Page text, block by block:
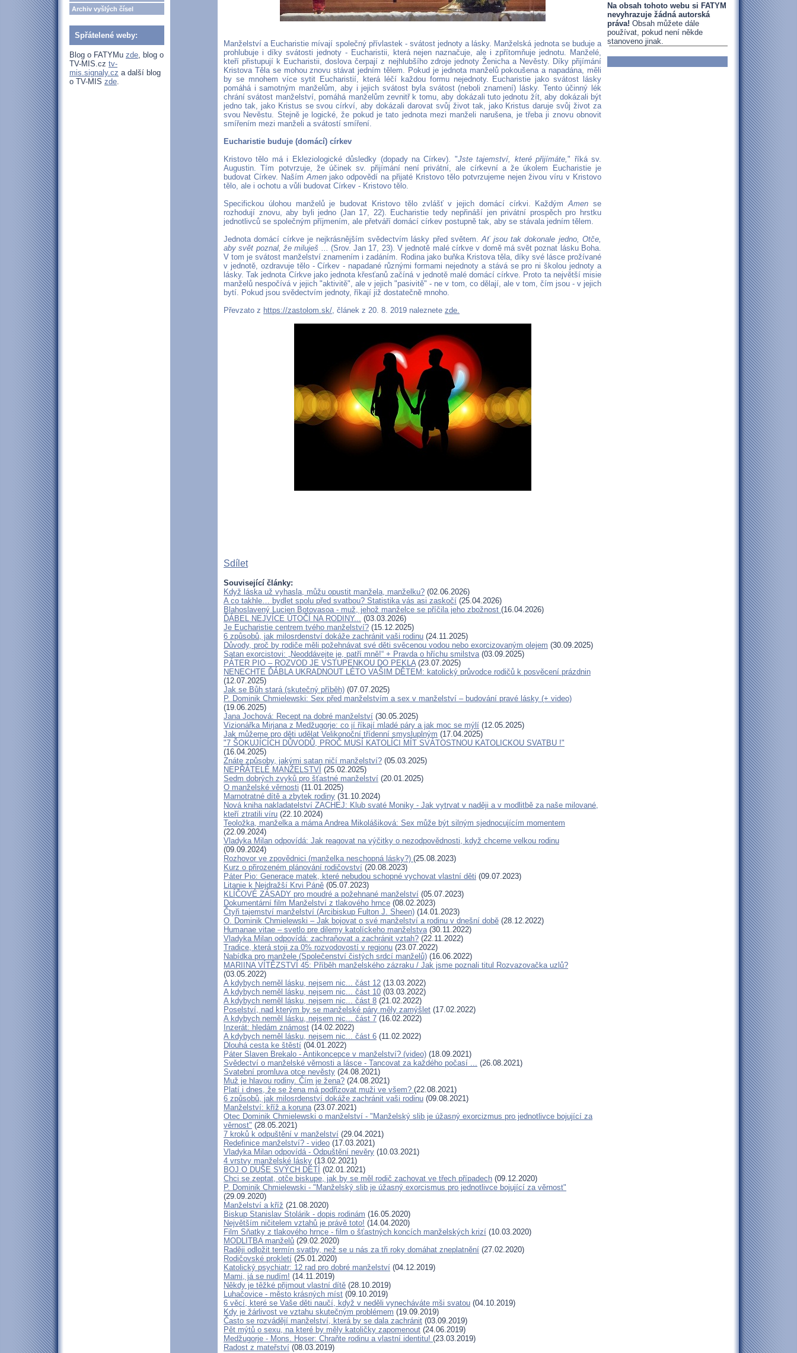
Archiv vyšlých čísel
Spřátelené weby:
Blog o FATYMu zde, blog o
TV-MIS.cz tv-
mis.signaly.cz a další blog
o TV-MIS zde.
Manželství a Eucharistie mívají společný přívlastek - svátost jednoty a lásky. Manželská jednota se buduje a
prohlubuje i díky svátosti jednoty - Eucharistii, která nejen naznačuje, ale i zpřítomňuje jednotu. Manželé,
kteří přistupují k Eucharistii, doslova čerpají z nejhlubšího zdroje jednoty Ženicha a Nevěsty. Díky přijímání
Kristova Těla se mohou znovu stávat jedním tělem. Pokud je jednota manželů pokoušena a napadána, měli
by se mnohem více sytit Eucharistií, která léčí každou formu nejednoty. Eucharistie jako svátost lásky
pomáhá i samotným manželům, aby i jejich svátost byla svátost (neboli znamení) lásky. Tento účinný lék
chrání svátost manželství, pomáhá manželům zevnitř k tomu, aby dokázali tuto jednotu žít, aby dokázali být
jedno tak, jako Kristus se svou církví, aby dokázali darovat svůj život tak, jako Kristus daruje svůj život za
svou Nevěstu. Stejně je logické, že pokud je tato jednota mezi manželi narušena, je třeba ji znovu obnovit
smířením mezi manželi a svátostí smíření.
Eucharistie buduje (domácí) církev
Kristovo tělo má i Ekleziologické důsledky (dopady na Církev). "Jste tajemství, které přijímáte," říká sv.
Augustin. Tím potvrzuje, že účinek sv. přijímání není privátní, ale církevní a že úkolem Eucharistie je
budovat Církev. NašímAmenjako odpovědí na přijaté Kristovo tělo potvrzujeme nejen živou víru v Kristovo
tělo, ale i ochotu a vůli budovat Církev - Kristovo tělo.
Specifickou úlohou manželů je budovat Kristovo tělo zvlášť v jejich domácí církvi. KaždýmAmen se
rozhodují znovu, aby byli jedno (Jan 17, 22). Eucharistie tedy nepřináší jen privátní prospěch pro hrstku
jednotlivců se společným příjmením, ale přetváří domácí církev postupně tak, aby se stávala jedním tělem.
Jednota domácí církve je nejkrásnějším svědectvím lásky před světem.Ať jsou tak dokonale jedno, Otče,
aby svět poznal, že miluješ ... (Srov. Jan 17, 23). V jednotě malé církve v domě má svět poznat lásku Boha.
V tom je svátost manželství znamením i zadáním. Rodina jako buňka Kristova těla, díky své lásce prožívané
v jednotě, ozdravuje tělo - Církev - napadané různými formami nejednoty a stává se pro ni školou jednoty a
lásky. Tak jednota Církve jako jednota křesťanů začíná v jednotě malé domácí církve. Proto ta největší misie
manželů nespočívá v jejich "aktivitě", ale v jejich "pasivitě" - ne v tom, co dělají, ale v tom, čím jsou - v jejich
bytí. Pokud jsou svědectvím jednoty, říkají již dostatečně mnoho.
Převzato z https://zastolom.sk/, článek z 20. 8. 2019 naleznete zde.
Sdílet
Související články:
Když láska už vyhasla, můžu opustit manžela, manželku? (02.06.2026)
A co takhle… bydlet spolu před svatbou? Statistika vás asi zaskočí (25.04.2026)
Blahoslavený Lucien Botovasoa - muž, jehož manželce se příčila jeho zbožnost (16.04.2026)
ĎÁBEL NEJVÍCE ÚTOČÍ NA RODINY... (03.03.2026)
Je Eucharistie centrem tvého manželství? (15.12.2025)
6 způsobů, jak milosrdenství dokáže zachránit vaši rodinu (24.11.2025)
Důvody, proč by rodiče měli požehnávat své děti svěcenou vodou nebo exorcizovaným olejem (30.09.2025)
Satan exorcistovi: „Neoddávejte je, patří mně!“ + Pravda o hříchu smilstva(03.09.2025)
PÁTER PIO – ROZVOD JE VSTUPENKOU DO PEKLA(23.07.2025)
NENECHTE ĎÁBLA UKRADNOUT LÉTO VAŠIM DĚTEM: katolický průvodce rodičů k posvěcení prázdnin
(12.07.2025)
Jak se Bůh stará (skutečný příběh) (07.07.2025)
P. Dominik Chmielewski: Sex před manželstvím a sex v manželství – budování pravé lásky (+ video)
(19.06.2025)
Jana Jochová: Recept na dobré manželství (30.05.2025)
Vizionářka Mirjana z Medžugorje: co jí říkají mladé páry a jak moc se mýlí (12.05.2025)
Jak můžeme pro děti udělat Velikonoční třídenní smysluplným (17.04.2025)
"7 ŠOKUJÍCÍCH DŮVODŮ, PROČ MUSÍ KATOLÍCI MÍT SVÁTOSTNOU KATOLICKOU SVATBU !"
(16.04.2025)
Znáte způsoby, jakými satan ničí manželství? (05.03.2025)
NEPŘÁTELÉ MANŽELSTVÍ (25.02.2025)
Sedm dobrých zvyků pro šťastné manželství (20.01.2025)
O manželské věrnosti (11.01.2025)
Marnotratné dítě a zbytek rodiny (31.10.2024)
Nová kniha nakladatelství ZACHEJ: Klub svaté Moniky - Jak vytrvat v naději a v modlitbě za naše milované,
kteří ztratili víru (22.10.2024)
Teoložka, manželka a máma Andrea Mikolášiková: Sex může být silným sjednocujícím momentem
(22.09.2024)
Vladyka Milan odpovídá: Jak reagovat na výčitky o nezodpovědnosti, když chceme velkou rodinu
(09.09.2024)
Rozhovor ve zpovědnici (manželka neschopná lásky?) (25.08.2023)
Kurz o přirozeném plánování rodičovství (20.08.2023)
Páter Pio: Generace matek, které nebudou schopné vychovat vlastní děti (09.07.2023)
Litanie k Nejdražší Krvi Páně (05.07.2023)
KLÍČOVÉ ZÁSADY pro moudré a požehnané manželství (05.07.2023)
Dokumentární film Manželství z tlakového hrnce (08.02.2023)
Čtyři tajemství manželství (Arcibiskup Fulton J. Sheen) (14.01.2023)
O. Dominik Chmielewski – Jak bojovat o své manželství a rodinu v dnešní době (28.12.2022)
Humanae vitae – svetlo pre dilemy katolíckeho manželstva(30.11.2022)
Vladyka Milan odpovídá: zachraňovat a zachránit vztah? (22.11.2022)
Tradice, která stoji za 0% rozvodovostí v regionu (23.07.2022)
Nabídka pro manžele (Společenství čistých srdcí manželů) (16.06.2022)
MARIINA VÍTĚZSTVÍ 45: Příběh manželského zázraku / Jak jsme poznali titul Rozvazovačka uzlů?
(03.05.2022)
A kdybych neměl lásku, nejsem nic... část 12 (13.03.2022)
A kdybych neměl lásku, nejsem nic... část 10 (03.03.2022)
A kdybych neměl lásku, nejsem nic... část 8 (21.02.2022)
Poselství, nad kterým by se manželské páry měly zamýšlet (17.02.2022)
A kdybych neměl lásku, nejsem nic... část 7 (16.02.2022)
Inzerát: hledám známost (14.02.2022)
A kdybych neměl lásku, nejsem nic... část 6 (11.02.2022)
Dlouhá cesta ke štěstí (04.01.2022)
Páter Slaven Brekalo - Antikoncepce v manželství? (video) (18.09.2021)
Svědectví o manželské věrnosti a lásce - Tancovat za každého počasí ... (26.08.2021)
Svatební promluva otce nevěsty (24.08.2021)
Muž je hlavou rodiny. Čím je žena? (24.08.2021)
Platí i dnes, že se žena má podřizovat muži ve všem? (22.08.2021)
6 způsobů, jak milosrdenství dokáže zachránit vaši rodinu (09.08.2021)
Manželství: kříž a koruna(23.07.2021)
Otec Dominik Chmielewski o manželství - "Manželský slib je úžasný exorcizmus pro jednotlivce bojující za
věrnost" (28.05.2021)
7 kroků k odpuštění v manželství (29.04.2021)
Redefinice manželství? - video (17.03.2021)
Vladyka Milan odpovídá - Odpuštění nevěry (10.03.2021)
4 vrstvy manželské lásky (13.02.2021)
BOJ O DUŠE SVÝCH DĚTÍ (02.01.2021)
Chci se zeptat, otče biskupe, jak by se měl rodič zachovat ve třech případech (09.12.2020)
P. Dominik Chmielewski - "Manželský slib je úžasný exorcismus pro jednotlivce bojující za věrnost"
(29.09.2020)
Manželství a kříž (21.08.2020)
Biskup Stanislav Stolárik - dopis rodinám (16.05.2020)
Největším ničitelem vztahů je právě toto! (14.04.2020)
Film Sňatky z tlakového hrnce - film o šťastných koncích manželských krizí (10.03.2020)
MODLITBA manželů (29.02.2020)
Raději odložit termín svatby, než se u nás za tři roky domáhat zneplatnění (27.02.2020)
Rodičovské prokletí (25.01.2020)
Katolický psychiatr: 12 rad pro dobré manželství (04.12.2019)
Mami, já se nudím! (14.11.2019)
Někdy je těžké přijmout vlastní dítě (28.10.2019)
Luhačovice - město krásných míst (09.10.2019)
6 věcí, které se Vaše děti naučí, když v neděli vynecháváte mši svatou (04.10.2019)
Kdy je žárlivost ve vztahu skutečným problémem (19.09.2019)
Často se rozvádějí manželství, která by se dala zachránit (03.09.2019)
Pět mýtů o sexu, na které by měly katoličky zapomenout (24.06.2019)
Medžugorje - Mons. Hoser: Chraňte rodinu a vlastní identitu! (23.03.2019)
Radost z mateřství (08.03.2019)
Na obsah tohoto webu si FATYM
nevyhrazuje žádná autorská
práva! Obsah můžete dále
používat, pokud není někde
stanoveno jinak.